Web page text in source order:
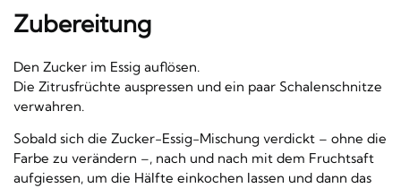
Zubereitung
Den Zucker im Essig auflösen.
Die Zitrusfrüchte auspressen und ein paar Schalenschnitze
verwahren.
Sobald sich die Zucker-Essig-Mischung verdickt – ohne die
Farbe zu verändern –, nach und nach mit dem Fruchtsaft
aufgiessen, um die Hälfte einkochen lassen und dann das